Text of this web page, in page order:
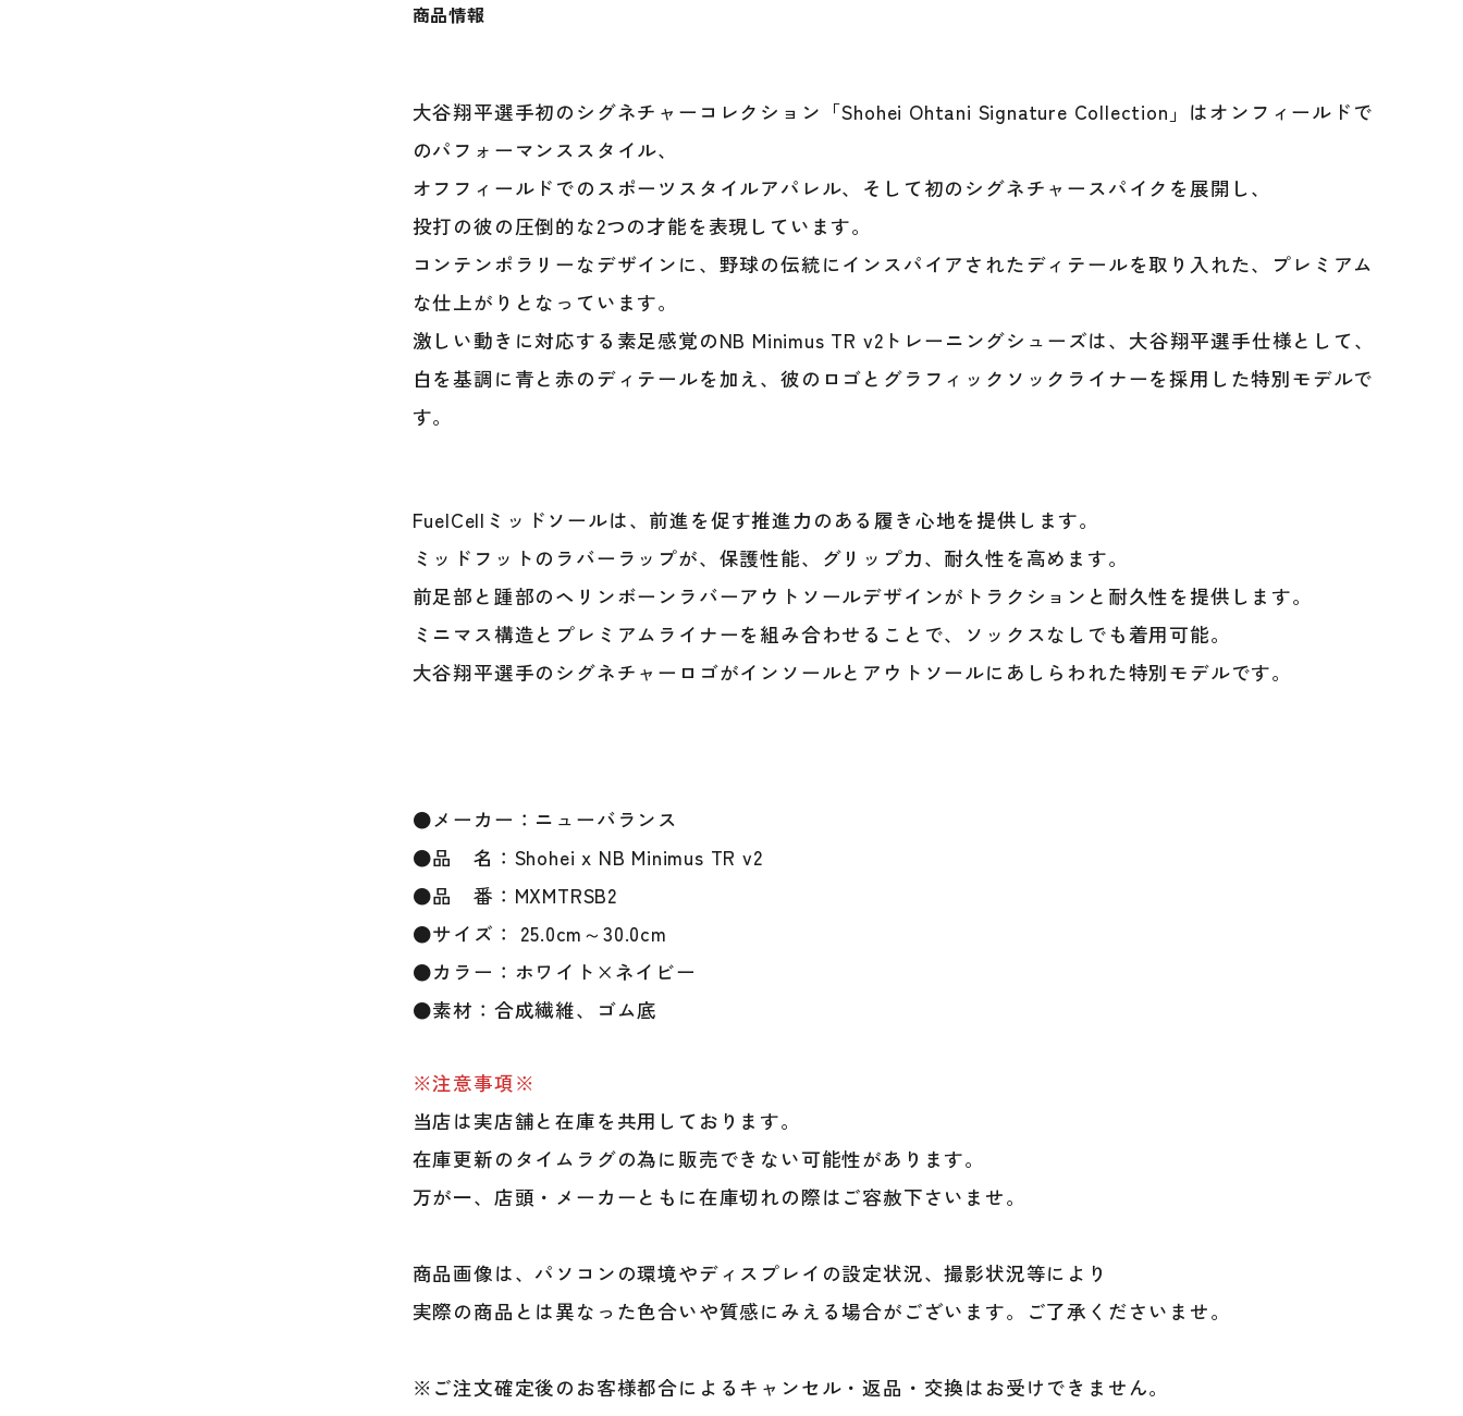
25.0
～
MXMTRSB2
シ
ネ
ー
レ
ト
レ
ー
ニ
ン
グ
シ
会
人
野
野
球
newbalance
個
商品情報
大谷翔平選手初のシグネチャーコレクション「Shohei Ohtani Signature Collection」はオンフィールドで
のパフォーマンススタイル、
オフフィールドでのスポーツスタイルアパレル、そして初のシグネチャースパイクを展開し、
投打の彼の圧倒的な2つの才能を表現しています。
コンテンポラリーなデザインに、野球の伝統にインスパイアされたディテールを取り入れた、プレミアム
な仕上がりとなっています。
激しい動きに対応する素足感覚のNB Minimus TR v2トレーニングシューズは、大谷翔平選手仕様として、
白を基調に青と赤のディテールを加え、彼のロゴとグラフィックソックライナーを採用した特別モデルで
す。
FuelCellミッドソールは、前進を促す推進力のある履き心地を提供します。
ミッドフットのラバーラップが、保護性能、グリップ力、耐久性を高めます。
前足部と踵部のヘリンボーンラバーアウトソールデザインがトラクションと耐久性を提供します。
ミニマス構造とプレミアムライナーを組み合わせることで、ソックスなしでも着用可能。
大谷翔平選手のシグネチャーロゴがインソールとアウトソールにあしらわれた特別モデルです。
●メーカー：ニューバランス
●品 名：Shohei x NB Minimus TR v2
●品 番：MXMTRSB2
●サイズ： 25.0cm～30.0cm
●カラー：ホワイト×ネイビー
●素材：合成繊維、ゴム底
※注意事項※
当店は実店舗と在庫を共用しております。
在庫更新のタイムラグの為に販売できない可能性があります。
万が一、店頭・メーカーともに在庫切れの際はご容赦下さいませ。
商品画像は、パソコンの環境やディスプレイの設定状況、撮影状況等により
実際の商品とは異なった色合いや質感にみえる場合がございます。ご了承くださいませ。
※ご注文確定後のお客様都合によるキャンセル・返品・交換はお受けできません。